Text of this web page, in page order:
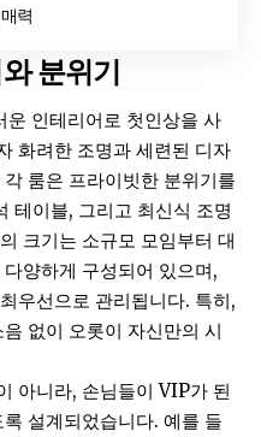
력
분위기
운 인테리어로 첫인상을 사
화려한 조명과 세련된 디자
룸은 프라이빗한 분위기를
테이블, 그리고 최신식 조명
크기는 소규모 모임부터 대
양하게 구성되어 있으며,
우선으로 관리됩니다. 특히,
없이 오롯이 자신만의 시
아니라, 손님들이 VIP가 된
설계되었습니다. 예를 들